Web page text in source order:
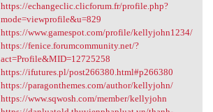
https://echangeclic.clicforum.fr/profile.php?
mode=viewprofile&u=829
https://www.gamespot.com/profile/kellyjohn1234/
https://fenice.forumcommunity.net/?
act=Profile&MID=12725258
https://ifutures.pl/post266380.html#p266380
https://paragonthemes.com/author/kellyjohn/
https://www.sqwosh.com/member/kellyjohn